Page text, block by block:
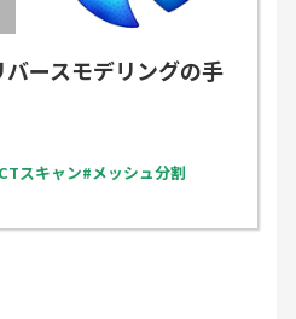
ースモデリングの手
スキャン メッシュ分割